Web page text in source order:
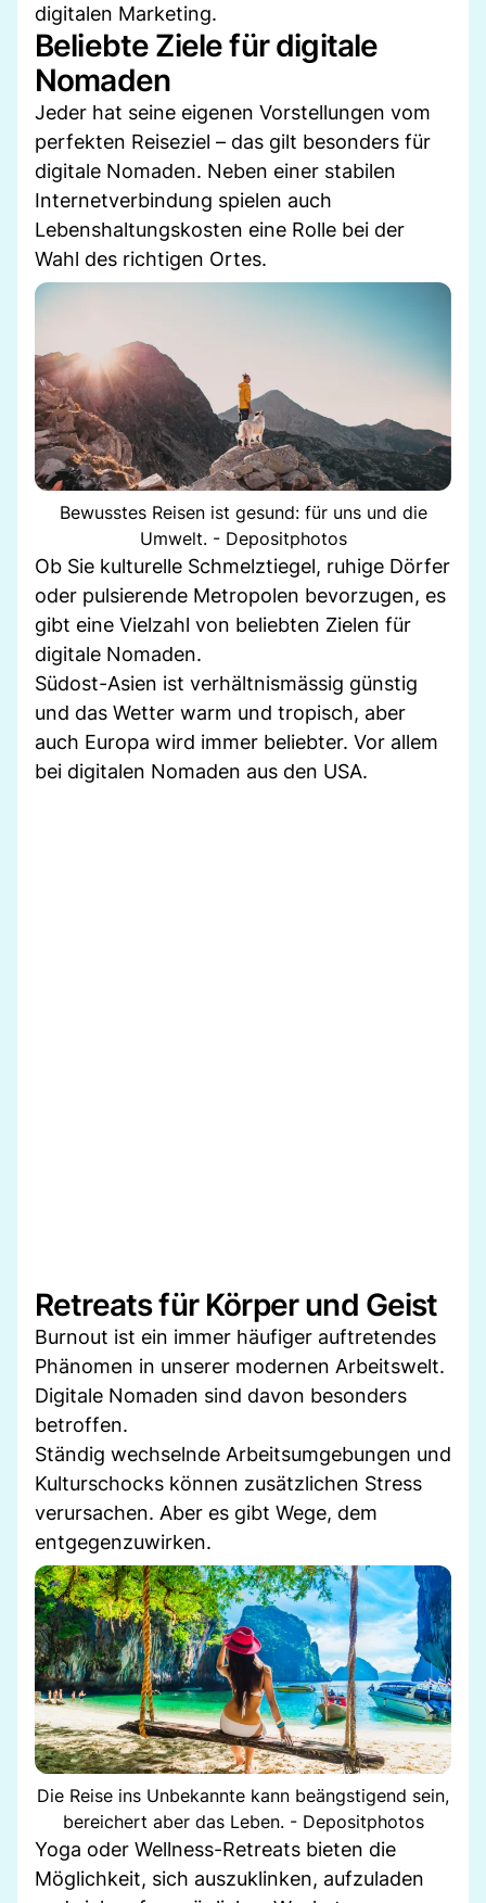
digitalen Marketing.
Beliebte Ziele für digitale
Nomaden
Jeder hat seine eigenen Vorstellungen vom
perfekten Reiseziel – das gilt besonders für
digitale Nomaden. Neben einer stabilen
Internetverbindung spielen auch
Lebenshaltungskosten eine Rolle bei der
Wahl des richtigen Ortes.
Bewusstes Reisen ist gesund: für uns und die
Umwelt. - Depositphotos
Ob Sie kulturelle Schmelztiegel, ruhige Dörfer
oder pulsierende Metropolen bevorzugen, es
gibt eine Vielzahl von beliebten Zielen für
digitale Nomaden.
Südost-Asien ist verhältnismässig günstig
und das Wetter warm und tropisch, aber
auch Europa wird immer beliebter. Vor allem
bei digitalen Nomaden aus den USA.
Retreats für Körper und Geist
Burnout ist ein immer häufiger auftretendes
Phänomen in unserer modernen Arbeitswelt.
Digitale Nomaden sind davon besonders
betroffen.
Ständig wechselnde Arbeitsumgebungen und
Kulturschocks können zusätzlichen Stress
verursachen. Aber es gibt Wege, dem
entgegenzuwirken.
Die Reise ins Unbekannte kann beängstigend sein,
bereichert aber das Leben. - Depositphotos
Yoga oder Wellness-Retreats bieten die
Möglichkeit, sich auszuklinken, aufzuladen